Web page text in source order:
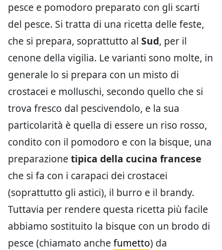
pesce e pomodoro preparato con gli scarti
del pesce. Si tratta di una ricetta delle feste,
che si prepara, soprattutto al Sud, per il
cenone della vigilia. Le varianti sono molte, in
generale lo si prepara con un misto di
crostacei e molluschi, secondo quello che si
trova fresco dal pescivendolo, e la sua
particolarità è quella di essere un riso rosso,
condito con il pomodoro e con la bisque, una
preparazione tipica della cucina francese
che si fa con i carapaci dei crostacei
(soprattutto gli astici), il burro e il brandy.
Tuttavia per rendere questa ricetta più facile
abbiamo sostituito la bisque con un brodo di
pesce (chiamato anche fumetto) da